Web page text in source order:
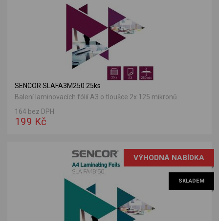
SENCOR SLAFA3M250 25ks
Balení laminovacích fólií A3 o tloušce 2x 125 mikronů.
164 bez DPH
199 Kč
VÝHODNÁ NABÍDKA
SKLADEM